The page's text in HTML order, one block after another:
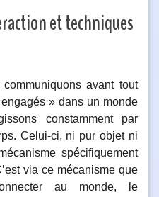
et techniques
avant tout
» dans un monde
constamment par
Celui-ci, ni pur objet ni
spécifiquement
via ce mécanisme que
au monde, le